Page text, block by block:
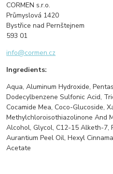
CORMEN s.r.o.
Průmyslová 1420
Bystřice nad Pernštejnem
593 01
info@cormen.cz
Ingredients:
Aqua, Aluminum Hydroxide,
Dodecylbenzene Sulfonic Acid,
Cocamide Mea, Coco-Glucoside,
Methylchloroisothiazolinone And
Alcohol, Glycol, C12-15 Alketh-7,
Aurantium Peel Oil, Hexyl
Acetate